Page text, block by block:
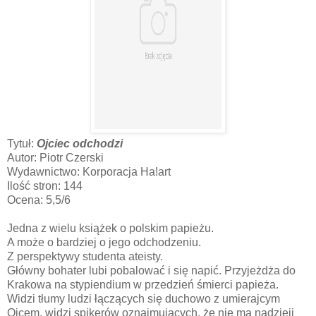
Tytuł: Ojciec odchodzi
Autor: Piotr Czerski
Wydawnictwo: Korporacja Ha!art
Ilość stron: 144
Ocena: 5,5/6
Jedna z wielu książek o polskim papieżu.
A może o bardziej o jego odchodzeniu.
Z perspektywy studenta ateisty.
Główny bohater lubi pobalować i się napić. Przyjeżdża do
Krakowa na stypiendium w przedzień śmierci papieża.
Widzi tłumy ludzi łączących się duchowo z umierajcym
Ojcem, widzi spikerów oznajmujących, że nie ma nadzieji